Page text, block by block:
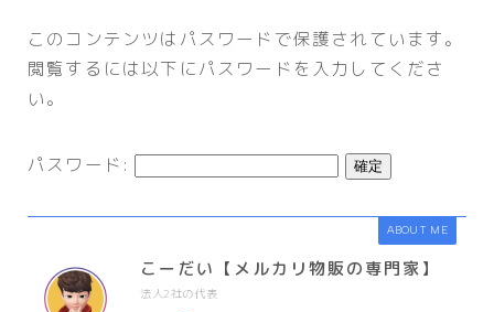
このコンテンツはパスワードで保護されています。
閲覧するには以下にパスワードを入力してくださ
い。
パスワード:
ABOUT ME
こーだい【メルカリ物販の専門家】
法人2社の代表